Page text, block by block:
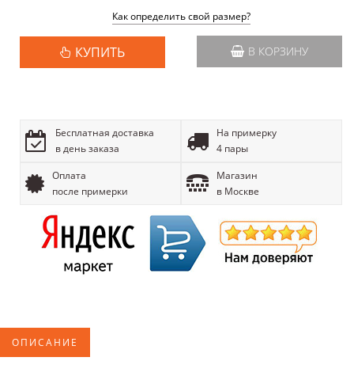
Как определить свой размер?
КУПИТЬ В КОРЗИНУ
Бесплатная доставка
в день заказа
На примерку
4 пары
Оплата
после примерки
Магазин
в Москве
ОПИСАНИЕ